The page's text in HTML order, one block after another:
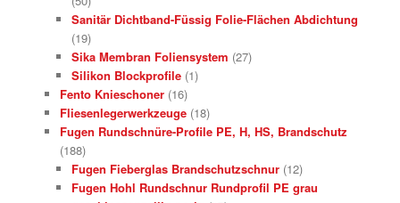
Sanitär Dichtband-Füssig Folie-Flächen Abdichtung
(19)
Sika Membran Foliensystem (27)
Silikon Blockprofile (1)
Fento Knieschoner (16)
Fliesenlegerwerkzeuge (18)
Fugen Rundschnüre-Profile PE, H, HS, Brandschutz
(188)
Fugen Fieberglas Brandschutzschnur (12)
Fugen Hohl Rundschnur Rundprofil PE grau